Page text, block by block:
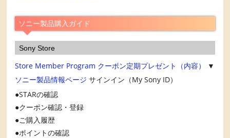
ブ
ソニー製品購入ガイド
Sony Store
Store Member Program クーポン定期プレゼント（内容）
▼
ソニー製品情報ページ サインイン（My Sony ID）
STARの確認
クーポン確認・登録
ご購入履歴
ポイントの確認